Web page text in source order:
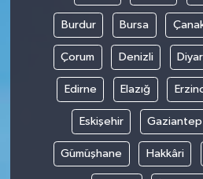
Burdur Bursa
Çorum Denizli
Edirne Elazığ
Eskişehir Gaziantep
Gümüşhane Hakkâri